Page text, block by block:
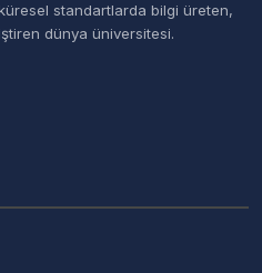
standartlarda bilgi üreten,
dünya üniversitesi.